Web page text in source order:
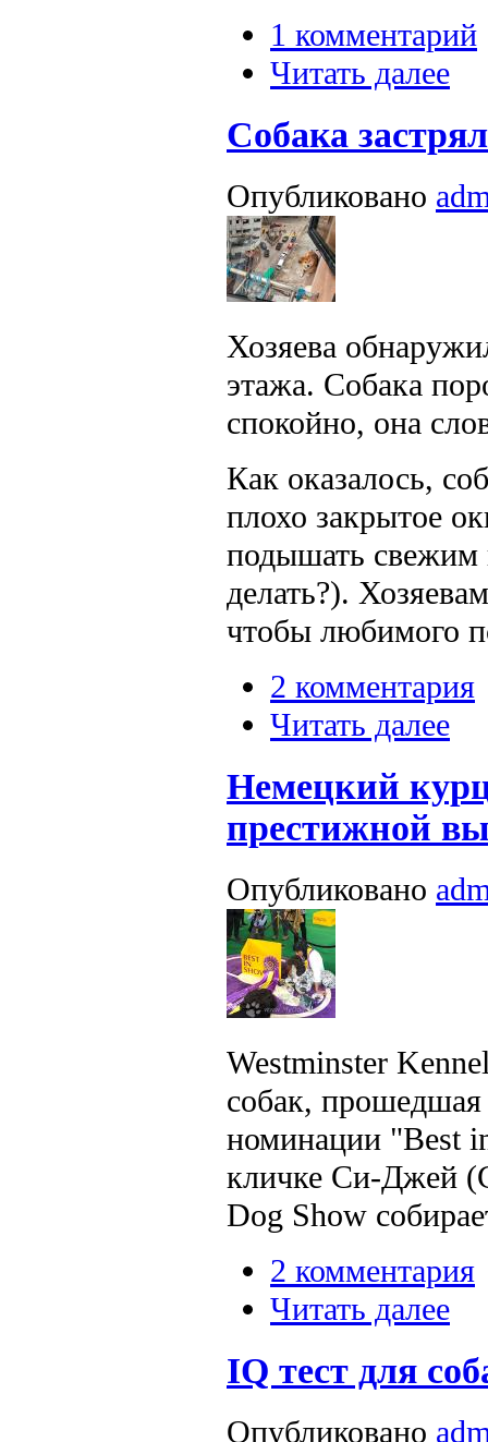
1 комментарий
Читать далее
Собака
Опубликовано
Хозяева
этажа. Собака
спокойно, она
Как оказалось,
плохо закрытое
подышать свежим
делать?).
чтобы любимого
2 комментария
Читать далее
Немецкий
престижной
Опубликовано
Westminster
собак,
номинации "Best
кличке Си-Джей
Dog Show
2 комментария
Читать далее
IQ тест для
Опубликовано